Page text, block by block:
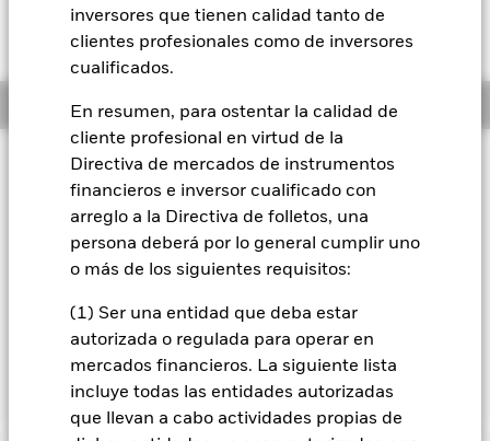
inversores que tienen calidad tanto de
clientes profesionales como de inversores
cualificados.
En resumen, para ostentar la calidad de
cliente profesional en virtud de la
Directiva de mercados de instrumentos
financieros e inversor cualificado con
arreglo a la Directiva de folletos, una
persona deberá por lo general cumplir uno
o más de los siguientes requisitos:
(1) Ser una entidad que deba estar
autorizada o regulada para operar en
mercados financieros. La siguiente lista
incluye todas las entidades autorizadas
que llevan a cabo actividades propias de
iShares
Nuestra compañía
Información general
Filosofía de inversión
El Fondo Asian Tiger Bond busca maximizar los beneficios
totales. El Fondo invierte, como mínimo, un 70 % de sus
activos globales en los valores transferibles de renta fija de
emisores domiciliados en, o que ejercen la parte
predominante de su actividad económica en, países del
"Tigre Asiático". El Fondo puede invertir en todo el espectro
existente de valores, incluidos aquellos sin calificación
crediticia. La exposición del Fondo al tipo de cambio se
gestiona de forma flexible.